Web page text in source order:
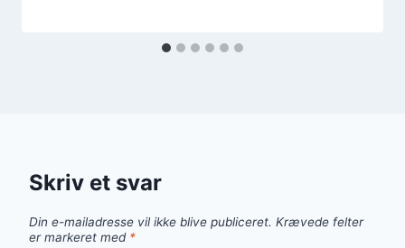
Skriv et svar
Din e-mailadresse vil ikke blive publiceret. Krævede felter
er markeret med *